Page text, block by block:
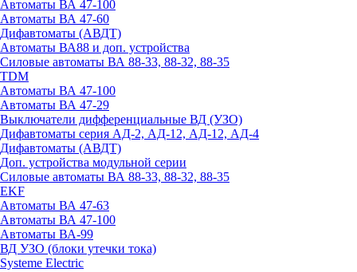
Автоматы ВА 47-100
Автоматы ВА 47-60
Дифавтоматы (АВДТ)
Автоматы ВА88 и доп. устройства
Силовые автоматы ВА 88-33, 88-32, 88-35
TDM
Автоматы ВА 47-100
Автоматы ВА 47-29
Выключатели дифференциальные ВД (УЗО)
Дифавтоматы серия АД-2, АД-12, АД-12, АД-4
Дифавтоматы (АВДТ)
Доп. устройства модульной серии
Силовые автоматы ВА 88-33, 88-32, 88-35
EKF
Автоматы ВА 47-63
Автоматы ВА 47-100
Автоматы ВА-99
ВД УЗО (блоки утечки тока)
Systeme Electric